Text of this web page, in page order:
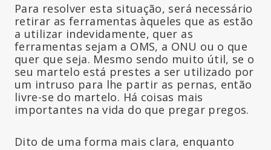
Para resolver esta situação, será necessário
retirar as ferramentas àqueles que as estão
a utilizar indevidamente, quer as
ferramentas sejam a OMS, a ONU ou o que
quer que seja. Mesmo sendo muito útil, se o
seu martelo está prestes a ser utilizado por
um intruso para lhe partir as pernas, então
livre-se do martelo. Há coisas mais
importantes na vida do que pregar pregos.
Dito de uma forma mais clara, enquanto